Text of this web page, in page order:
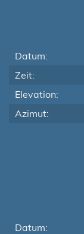
Datum:
Zeit:
Elevation:
Azimut:
Datum: